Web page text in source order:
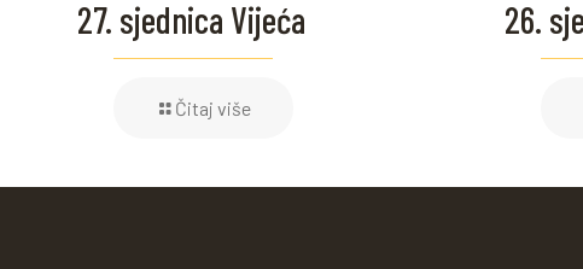
27. sjednica Vijeća
Čitaj više
26.